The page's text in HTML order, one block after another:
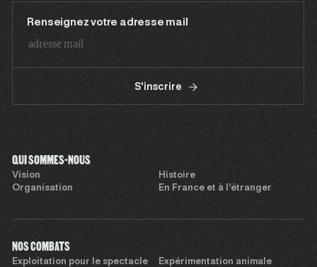
Renseignez votre adresse mail
S'inscrire
QUI SOMMES-NOUS
Vision
Histoire
Organisation
En France et à l’étranger
NOS COMBATS
Exploitation pour le spectacle
Expérimentation animale